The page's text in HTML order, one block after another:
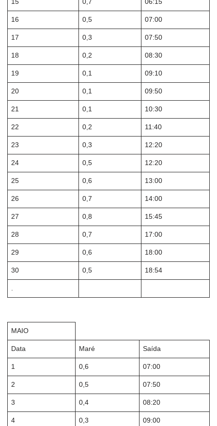
15 0,7 06:15
16 0,5 07:00
17 0,3 07:50
18 0,2 08:30
19 0,1 09:10
20 0,1 09:50
21 0,1 10:30
22 0,2 11:40
23 0,3 12:20
24 0,5 12:20
25 0,6 13:00
26 0,7 14:00
27 0,8 15:45
28 0,7 17:00
29 0,6 18:00
30 0,5 18:54
.
MAIO
Data Maré Saída
1 0,6 07:00
2 0,5 07:50
3 0,4 08:20
4 0,3 09:00